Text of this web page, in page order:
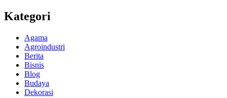
Kategori
Agama
Agroindustri
Berita
Bisnis
Blog
Budaya
Dekorasi